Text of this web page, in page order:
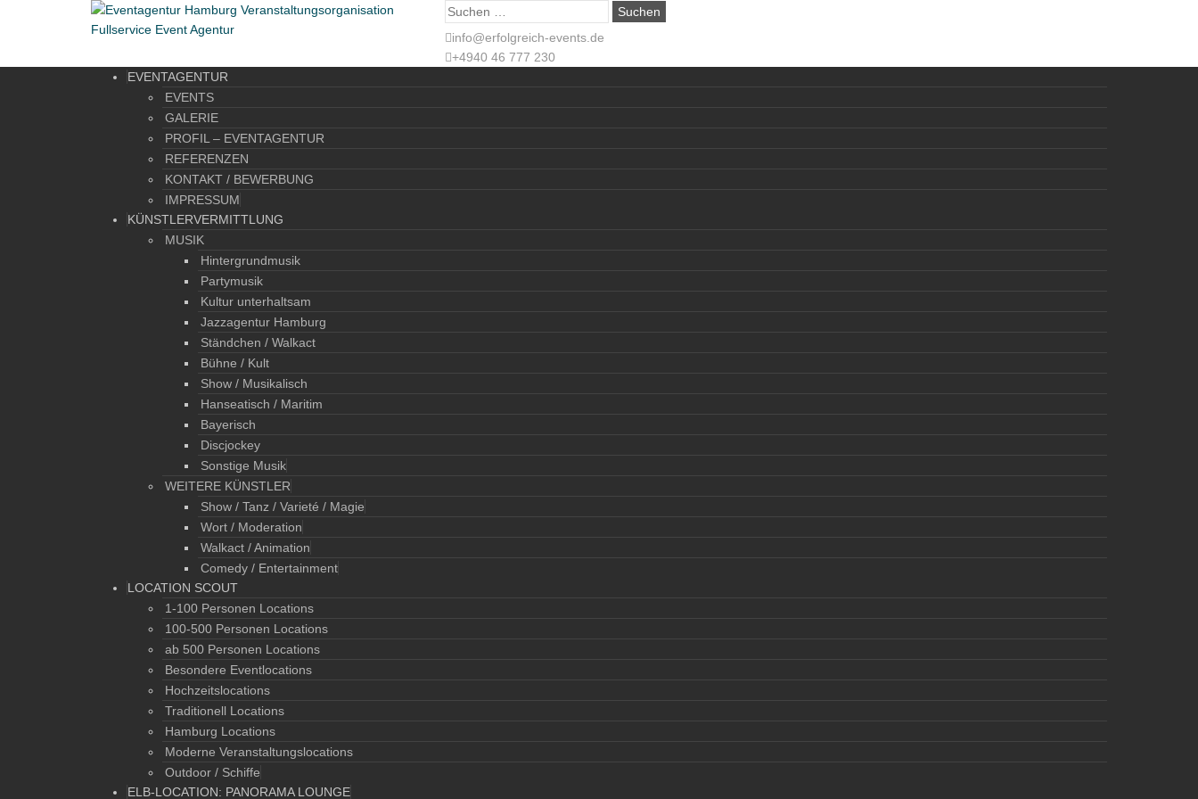
Suche
info@erfolgreich-events.de
+4940 46 777 230
EVENTAGENTUR
EVENTS
GALERIE
PROFIL – EVENTAGENTUR
REFERENZEN
KONTAKT / BEWERBUNG
IMPRESSUM
KÜNSTLERVERMITTLUNG
MUSIK
Hintergrundmusik
Partymusik
Kultur unterhaltsam
Jazzagentur Hamburg
Ständchen / Walkact
Bühne / Kult
Show / Musikalisch
Hanseatisch / Maritim
Bayerisch
Discjockey
Sonstige Musik
WEITERE KÜNSTLER
Show / Tanz / Varieté / Magie
Wort / Moderation
Walkact / Animation
Comedy / Entertainment
LOCATION SCOUT
1-100 Personen Locations
100-500 Personen Locations
ab 500 Personen Locations
Besondere Eventlocations
Hochzeitslocations
Traditionell Locations
Hamburg Locations
Moderne Veranstaltungslocations
Outdoor / Schiffe
ELB-LOCATION: PANORAMA LOUNGE